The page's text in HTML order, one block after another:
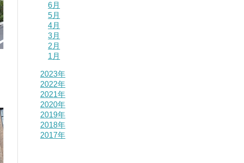
6月
5月
4月
3月
2月
1月
2023年
2022年
2021年
2020年
2019年
2018年
2017年